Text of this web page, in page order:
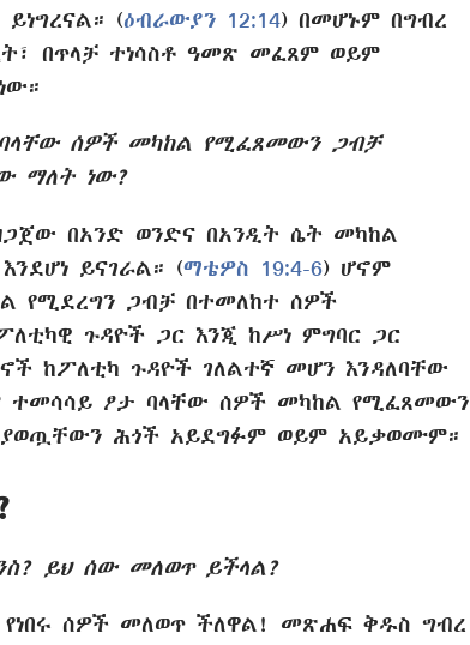
(ዕብራውያን 12:14) በመሆኑም በግብረ
በጥላቻ ተነሳስቶ ዓመጽ መፈጸም ወይም
ሰዎች መካከል የሚፈጸመውን ጋብቻ
ማለት ነው?
በአንድ ወንድና በአንዲት ሴት መካከል
ይናገራል። (ማቴዎስ 19:4-6) ሆኖም
የሚደረግን ጋብቻ በተመለከተ ሰዎች
ጉዳዮች ጋር እንጂ ከሥነ ምግባር ጋር
ከፖለቲካ ጉዳዮች ገለልተኛ መሆን እንዳለባቸው
ተመሳሳይ ፆታ ባላቸው ሰዎች መካከል የሚፈጸመውን
ሕጎች አይደግፉም ወይም አይቃወሙም።
ይህ ሰው መለወጥ ይችላል?
ሰዎች መለወጥ ችለዋል! መጽሐፍ ቅዱስ ግብረ